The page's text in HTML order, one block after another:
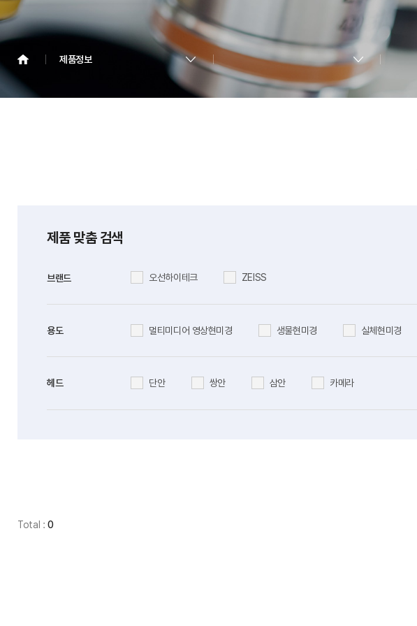
제품정보
제품 맞춤 검색
브랜드 오선하이테크 ZEISS
용도 멀티미디어 영상현미경 생물현미경 실체현미경
헤드 단안 쌍안 삼안 카메라
Total : 0